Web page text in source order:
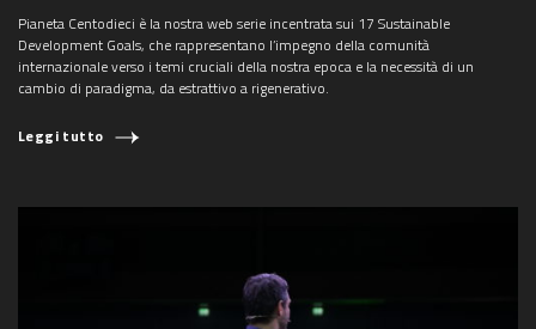
Pianeta Centodieci è la nostra web serie incentrata sui 17 Sustainable
Development Goals, che rappresentano l’impegno della comunità
internazionale verso i temi cruciali della nostra epoca e la necessità di un
cambio di paradigma, da estrattivo a rigenerativo.
Leggi tutto